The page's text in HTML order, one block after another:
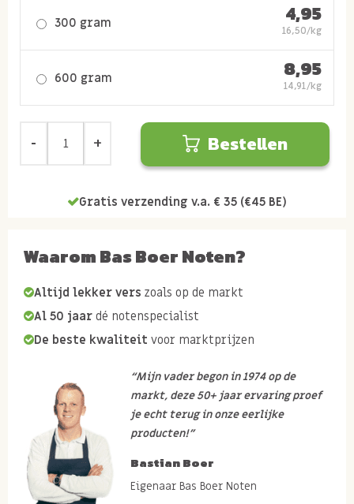
300 gram 4,95
16,50/kg
600 gram 8,95
14,91/kg
Bestellen
Gratis verzending v.a. € 35 (€45 BE)
Waarom Bas Boer Noten?
Altijd lekker vers zoals op de markt
Al 50 jaar dé notenspecialist
De beste kwaliteit voor marktprijzen
“Mijn vader begon in 1974 op de
markt, deze 50+ jaar ervaring proef
je echt terug in onze eerlijke
producten!”
Bastian Boer
Eigenaar Bas Boer Noten